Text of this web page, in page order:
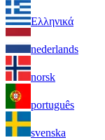
Ελληνικά
nederlands
norsk
português
svenska